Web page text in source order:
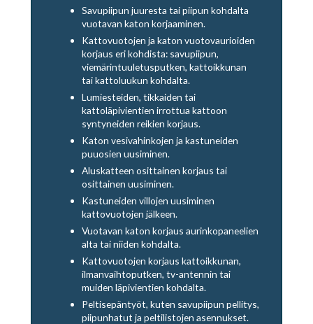
Savupiipun juuresta tai piipun kohdalta
vuotavan katon korjaaminen.
Kattovuotojen ja katon vuotovaurioiden
korjaus eri kohdista: savupiipun,
viemärintuuletusputken, kattoikkunan
tai kattoluukun kohdalta.
Lumiesteiden, tikkaiden tai
kattoläpivientien irrottua kattoon
syntyneiden reikien korjaus.
Katon vesivahinkojen ja kastuneiden
puuosien uusiminen.
Aluskatteen osittainen korjaus tai
osittainen uusiminen.
Kastuneiden villojen uusiminen
kattovuotojen jälkeen.
Vuotavan katon korjaus aurinkopaneelien
alta tai niiden kohdalta.
Kattovuotojen korjaus kattoikkunan,
ilmanvaihtoputken, tv-antennin tai
muiden läpivientien kohdalta.
Peltisepäntyöt, kuten savupiipun pellitys,
piipunhatut ja peltilistojen asennukset.